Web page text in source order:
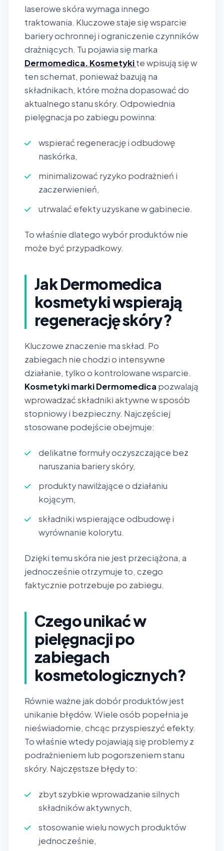
laserowe skóra wymaga innego
traktowania. Kluczowe staje się wsparcie
bariery ochronnej i ograniczenie czynników
drażniących. Tu pojawia się marka
Dermomedica. Kosmetykite wpisują się w
ten schemat, ponieważ bazują na
składnikach, które można dopasować do
aktualnego stanu skóry. Odpowiednia
pielęgnacja po zabiegu powinna:
wspierać regenerację i odbudowę
naskórka,
minimalizować ryzyko podrażnień i
zaczerwienień,
utrwalać efekty uzyskane w gabinecie.
To właśnie dlatego wybór produktów nie
może być przypadkowy.
Jak Dermomedica
kosmetyki wspierają
regenerację skóry?
Kluczowe znaczenie ma skład. Po
zabiegach nie chodzi o intensywne
działanie, tylko o kontrolowane wsparcie.
Kosmetyki marki Dermomedica pozwalają
wprowadzać składniki aktywne w sposób
stopniowy i bezpieczny. Najczęściej
stosowane podejście obejmuje:
delikatne formuły oczyszczające bez
naruszania bariery skóry,
produkty nawilżające o działaniu
kojącym,
składniki wspierające odbudowę i
wyrównanie kolorytu.
Dzięki temu skóra nie jest przeciążona, a
jednocześnie otrzymuje to, czego
faktycznie potrzebuje po zabiegu.
Czego unikać w
pielęgnacji po
zabiegach
kosmetologicznych?
Równie ważne jak dobór produktów jest
unikanie błędów. Wiele osób popełnia je
nieświadomie, chcąc przyspieszyć efekty.
To właśnie wtedy pojawiają się problemy z
podrażnieniem lub pogorszeniem stanu
skóry. Najczęstsze błędy to:
zbyt szybkie wprowadzanie silnych
składników aktywnych,
stosowanie wielu nowych produktów
jednocześnie,